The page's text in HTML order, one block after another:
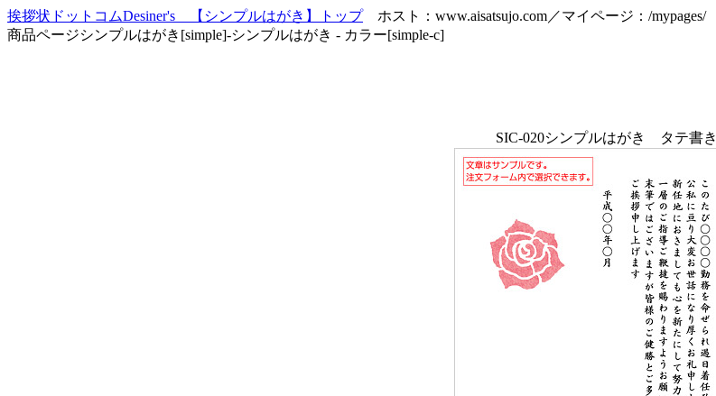
挨拶状ドットコムDesiner's 【シンプルはがき】トップホスト：www.aisatsujo.com／マイページ：/mypages/
商品ページシンプルはがき[simple]-シンプルはがき - カラー[simple-c]
SIC-020シンプルはがき タテ書き